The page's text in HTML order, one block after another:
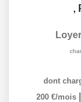
,
dont
200 €/mois